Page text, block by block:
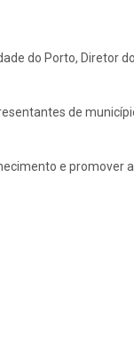
do Porto, Diretor
de
e promover